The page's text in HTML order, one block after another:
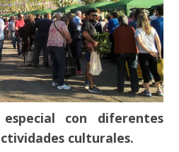
con diferentes
culturales.